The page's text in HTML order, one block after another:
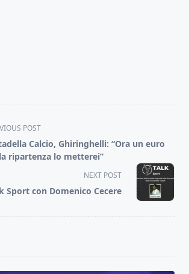
POST
Calcio, Ghiringhelli: “Ora un euro
ripartenza lo metterei”
NEXT POST
Sport con Domenico Cecere